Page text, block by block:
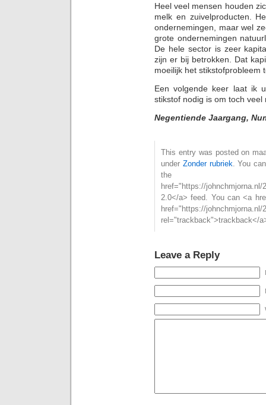
Heel veel mensen houden
melk en zuivelproducten.
ondernemingen, maar wel
grote ondernemingen
De hele sector is zeer
zijn er bij betrokken. Dat
moeilijk het stikstofprobleem
Een volgende keer laat ik
stikstof nodig is om toch
Negentiende Jaargang,
This entry was posted on
under Zonder rubriek . You
href="https://
2.0</a> feed. You can <a
href="https://
rel="trackback">trackback</
Leave a Reply